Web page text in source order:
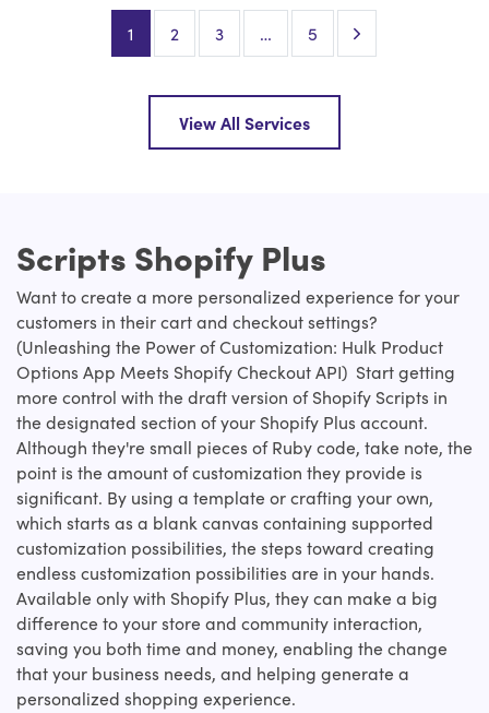
1 2 3 … 5 Next Page
View All Services
Scripts Shopify Plus
Want to create a more personalized experience for your
customers in their cart and checkout settings?
(Unleashing the Power of Customization: Hulk Product
Options App Meets Shopify Checkout API) Start getting
more control with the draft version of Shopify Scripts in
the designated section of your Shopify Plus account.
Although they're small pieces of Ruby code, take note, the
point is the amount of customization they provide is
significant. By using a template or crafting your own,
which starts as a blank canvas containing supported
customization possibilities, the steps toward creating
endless customization possibilities are in your hands.
Available only with Shopify Plus, they can make a big
difference to your store and community interaction,
saving you both time and money, enabling the change
that your business needs, and helping generate a
personalized shopping experience.